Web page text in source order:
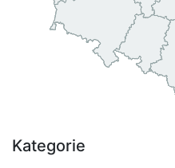
Kategorie